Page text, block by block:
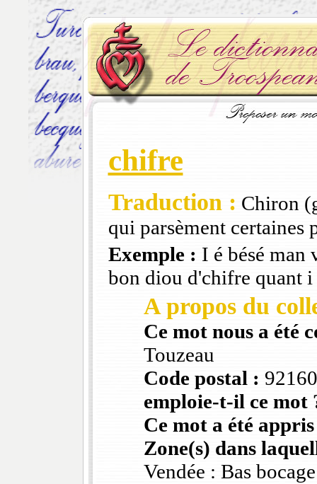
chifre
Traduction : Chiron
qui parsèment certaines
Exemple : I é bésé man
bon diou d'chifre quant i
A propos du
Ce mot nous a été
Touzeau
Code postal :
emploie-t-il ce mot
Ce mot a été
Zone(s) dans
Vendée : Bas